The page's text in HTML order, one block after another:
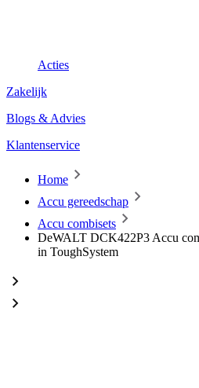
Acties
Zakelijk
Blogs & Advies
Klantenservice
Home
Accu gereedschap
Accu combisets
DeWALT DCK422P3 Accu
in ToughSystem